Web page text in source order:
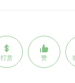
打赏 赞